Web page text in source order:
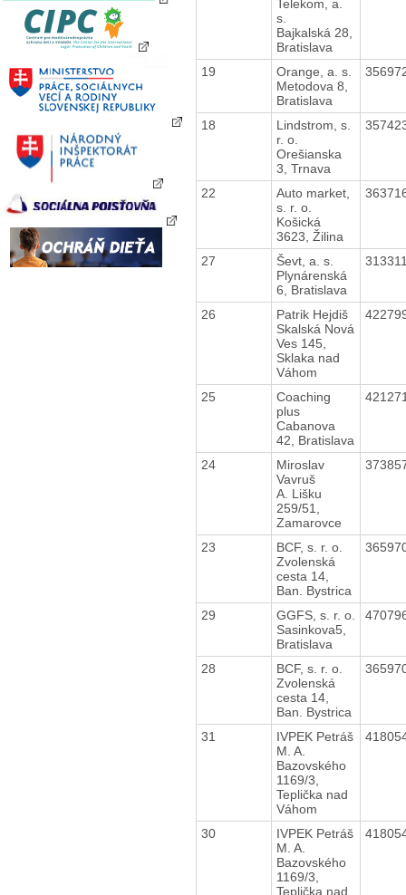
Telekom, a.
s.
Bajkalská 28,
Bratislava
19
Orange, a. s.
Metodova 8,
Bratislava
18
Lindstrom, s.
r. o.
Orešianska
3, Trnava
22
Auto market,
s. r. o.
Košická
3623, Žilina
27
Ševt, a. s.
Plynárenská
6, Bratislava
26
Patrik Hejdiš
Skalská Nová
Ves 145,
Sklaka nad
Váhom
25
Coaching
plus
Cabanova
42, Bratislava
24
Miroslav
Vavruš
A. Lišku
259/51,
Zamarovce
23
BCF, s. r. o.
Zvolenská
cesta 14,
Ban. Bystrica
29
GGFS, s. r. o.
Sasinkova5,
Bratislava
28
BCF, s. r. o.
Zvolenská
cesta 14,
Ban. Bystrica
31
IVPEK Petráš
M. A.
Bazovského
1169/3,
Teplička nad
Váhom
30
IVPEK Petráš
M. A.
Bazovského
1169/3,
Teplička nad